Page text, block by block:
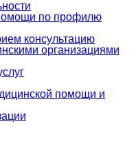
по профилю
консультацию
организациями
помощи и